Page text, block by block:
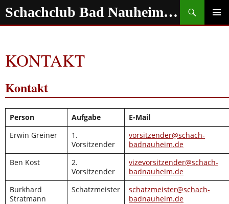
Zum
Inhalt
Schachclub Bad Nauheim e.V.
Suchen
KONTAKT
Kontakt
Person Aufgabe
E-Mail
Erwin Greiner
1.
Vorsitzender
vorsitzender@schach-
badnauheim.de
Ben Kost
2.
Vorsitzender
vizevorsitzender@schach-
badnauheim.de
Burkhard
Stratmann
Schatzmeister
schatzmeister@schach-
badnauheim.de